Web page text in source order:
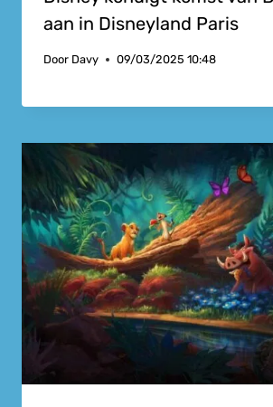
aan in Disneyland Paris
Door Davy 09/03/2025 10:48